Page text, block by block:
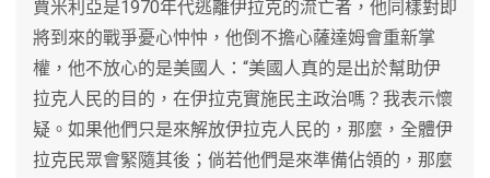
賈米利亞是1970年代逃離伊拉克的流亡者，他同樣對即
將到來的戰爭憂心忡忡，他倒不擔心薩達姆會重新掌
權，他不放心的是美國人：“美國人真的是出於幫助伊
拉克人民的目的，在伊拉克實施民主政治嗎？我表示懷
疑。如果他們只是來解放伊拉克人民的，那麼，全體伊
拉克民眾會緊隨其後；倘若他們是來準備佔領的，那麼